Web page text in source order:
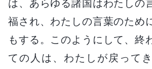
は、あらゆる諸国はわたしの
福され、わたしの言葉のため
もする。このようにして、終
ての人は、わたしが戻って